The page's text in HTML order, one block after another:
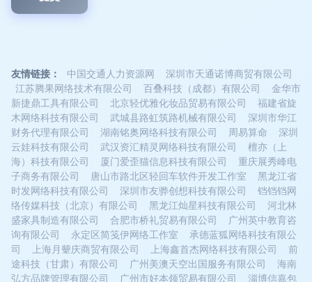
友情链接： 中国交通人力资源网
深圳市天通诺博商贸有限公司
江苏腾果网络技术有限公司
百叠科技（成都）有限公司
金华市
新捷鼎工具有限公司
北京轻优雅化妆品贸易有限公司
福建省旋
木网络科技有限公司
武城县路虹筑路机械有限公司
深圳市华江
财务代理有限公司
湖南铭奥网络科技有限公司 周易算命
深圳
云娃科技有限公司
武汉资汇精灵网络科技有限公司
檀亦（上
海）科技有限公司
厦门爱歪猫信息科技有限公司
重庆展秀峰电
子商务有限公司
唐山市路北区轻回车软件开发工作室
黑龙江省
时发网络科技有限公司
深圳市友骅创想科技有限公司
铛铛铛网
络传媒科技（北京）有限公司
黑龙江灿星科技有限公司
河北林
盛家具制造有限公司
合肥市桥礼贸易有限公司
广州英中教育咨
询有限公司
永定区简笺伊网络工作室
承德蓝狐网络科技有限公
司
上海月颦庆商贸有限公司 上海鑫首杰网络科技有限公司
前
途科技（甘肃）有限公司
广州美澳天空出国服务有限公司
海南
弘方品牌管理有限公司
广州市好本领贸易有限公司
淄博信嘉包